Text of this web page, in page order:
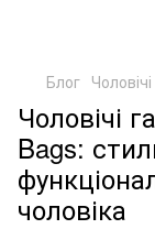
Блог
Чоловічі
Bags:
чоловіка